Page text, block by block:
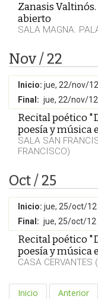
Zanasis
abierto
SALA MAGNA.
Nov / 22
Inicio: jue, 22/nov/
Final: jue, 22/nov/
Recital poético
poesía y música
SALA SAN
FRANCISCO)
Oct / 25
Inicio: jue, 25/oct/12
Final: jue, 25/oct/12
Recital poético
poesía y música
CASA CERVANTES
Inicio Anterior